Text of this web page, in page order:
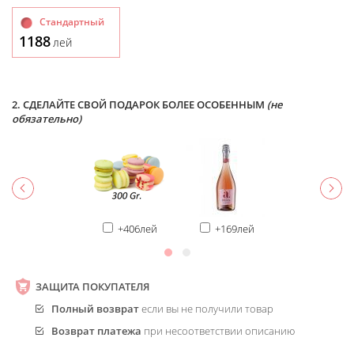
Стандартный
1188лей
2. СДЕЛАЙТЕ СВОЙ ПОДАРОК БОЛЕЕ ОСОБЕННЫМ (не
обязательно)
+406лей +169лей
ЗАЩИТА ПОКУПАТЕЛЯ
Полный возвратесли вы не получили товар
Возврат платежа при несоответствии описанию